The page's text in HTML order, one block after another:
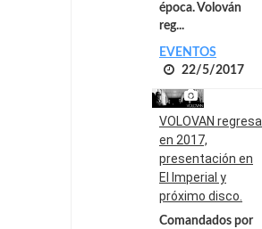
época. Volován
reg...
EVENTOS
22/5/2017
VOLOVAN regresa
en 2017,
presentación en
El Imperial y
próximo disco.
Comandados por